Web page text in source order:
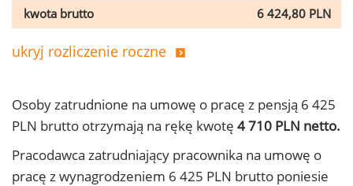
kwota brutto
6 424,80 PLN
ukryj rozliczenie roczne
Osoby zatrudnione na umowę o pracę z pensją 6 425
PLN brutto otrzymają na rękę kwotę 4 710 PLN netto.
Pracodawca zatrudniający pracownika na umowę o
pracę z wynagrodzeniem 6 425 PLN brutto poniesie